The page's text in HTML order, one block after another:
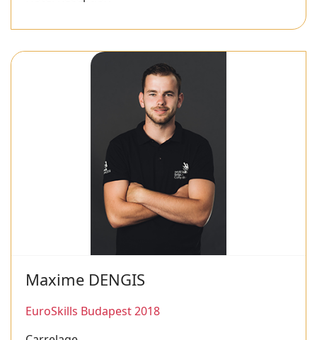
Maxime DENGIS
EuroSkills Budapest 2018